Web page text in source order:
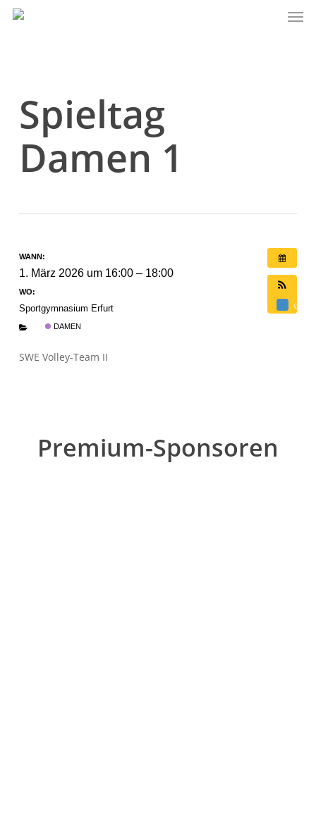
Skip
Spieltag
Damen 1
WANN:
1. März 2026 um 16:00 – 18:00
WO:
Sportgymnasium Erfurt
DAMEN
SWE Volley-Team II
Premium-Sponsoren